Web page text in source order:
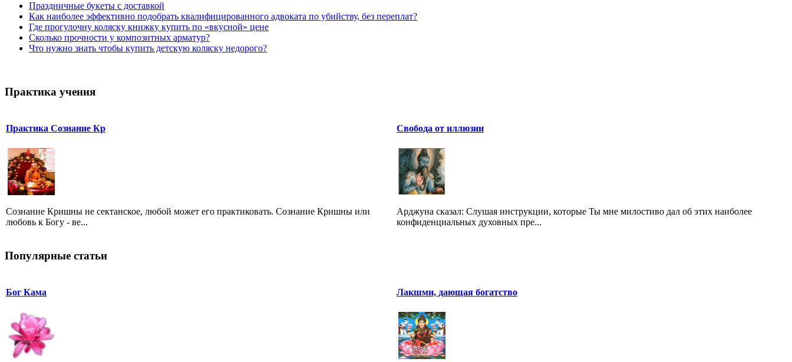
Праздничные букеты с доставкой
Как наиболее эффективно подобрать квалифицированного адвоката по убийству, без переплат?
Где прогулочну коляску книжку купить по «вкусной» цене
Сколько прочности у композитных арматур?
Что нужно знать чтобы купить детскую коляску недорого?
Практика учения
Практика Сознание Кр
Сознание Кришны не сектанское, любой может его практиковать. Сознание Кришны или
любовь к Богу - ве...
Свобода от иллюзии
Арджуна сказал: Слушая инструкции, которые Ты мне милостиво дал об этих наиболее
конфиденциальных духовных пре...
Популярные статьи
Бог Кама Лакшми, дающая богатство